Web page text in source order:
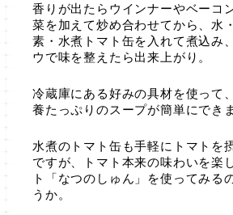
香りが出たらウインナーやベーコ
菜を加えて炒め合わせてから、水
素・水煮トマト缶を入れて煮込み
ウで味を整えたら出来上がり。
冷蔵庫にある好みの具材を使って
養たっぷりのスープが簡単にでき
水煮のトマト缶も手軽にトマトを
ですが、トマト本来の味わいを楽
ト「なつのしゅん」を使ってみる
うか。